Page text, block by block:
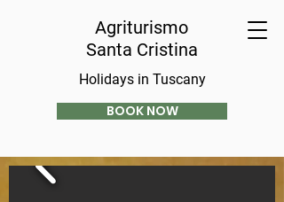
Agriturismo
Santa Cristina
Holidays in Tuscany
BOOK NOW